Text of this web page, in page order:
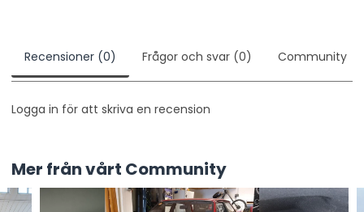
Recensioner (0) Frågor och svar (0) Community
Logga in för att skriva en recension
Mer från vårt Community